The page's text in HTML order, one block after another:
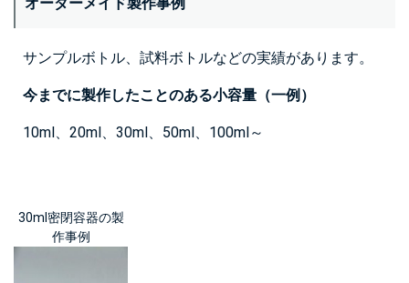
サンプルボトル、試料ボトルなどの実績があります。
今までに製作したことのある小容量（一例）
10ml、20ml、30ml、50ml、100ml～
30ml密閉容器の製
作事例